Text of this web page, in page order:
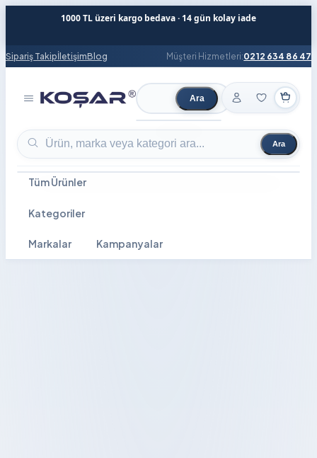
1000 TL üzeri kargo bedava · 14 gün kolay iade
Sipariş TakipİletişimBlog Müşteri Hizmetleri:0212 634 86 47
Ürün ara Ara
Ürün ara Ara
Tüm Ürünler
Kategoriler
Markalar Kampanyalar